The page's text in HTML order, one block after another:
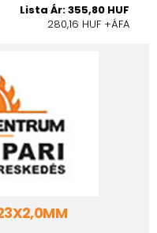
Lista Ár: 355,80 HUF
280,16 HUF +ÁFA